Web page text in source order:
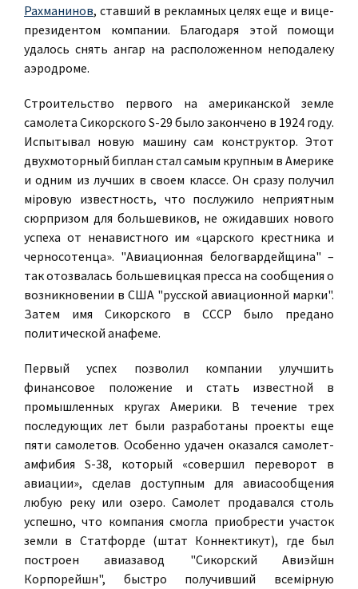
Рахманинов, ставший в рекламных целях еще и вице-
президентом компании. Благодаря этой помощи
удалось снять ангар на расположенном неподалеку
аэродроме.
Строительство первого на американской земле
самолета Сикорского S-29 было закончено в 1924 году.
Испытывал новую машину сам конструктор. Этот
двухмоторный биплан стал самым крупным в Америке
и одним из лучших в своем классе. Он сразу получил
мiровую известность, что послужило неприятным
сюрпризом для большевиков, не ожидавших нового
успеха от ненавистного им «царского крестника и
черносотенца». "Авиационная белогвардейщина" –
так отозвалась большевицкая пресса на сообщения о
возникновении в США "русской авиационной марки".
Затем имя Сикорского в СССР было предано
политической анафеме.
Первый успех позволил компании улучшить
финансовое положение и стать известной в
промышленных кругах Америки. В течение трех
последующих лет были разработаны проекты еще
пяти самолетов. Особенно удачен оказался самолет-
амфибия S-38, который «совершил переворот в
авиации», сделав доступным для авиасообщения
любую реку или озеро. Самолет продавался столь
успешно, что компания смогла приобрести участок
земли в Статфорде (штат Коннектикут), где был
построен авиазавод "Сикорский Авиэйшн
Корпорейшн", быстро получивший всемiрную